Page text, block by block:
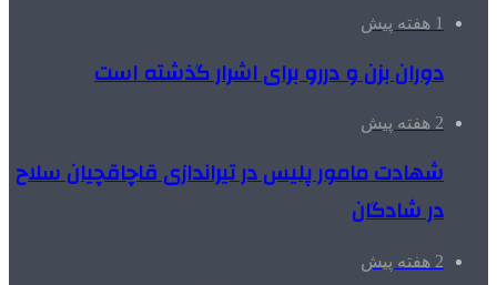
1 هفته پیش
دوران بزن و دررو برای اشرار گذشته است
2 هفته پیش
شهادت مامور پلیس در تیراندازی قاچاقچیان سلاح
در شادگان
2 هفته پیش